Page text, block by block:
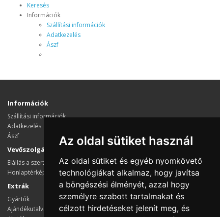
Az oldal sütiket használ
Az oldal sütiket és egyéb nyomkövető
technológiákat alkalmaz, hogy javítsa
a böngészési élményét, azzal hogy
személyre szabott tartalmakat és
célzott hirdetéseket jelenít meg, és
Keresés
Információk
Szállítási információk
Adatkezelés
Ászf
Információk
Szállítási információk
Adatkezelés
Ászf
Vevőszolgálat
Elállás a szerződéstől
Honlaptérkép
Extrák
Gyártók
Ajándékutalvány